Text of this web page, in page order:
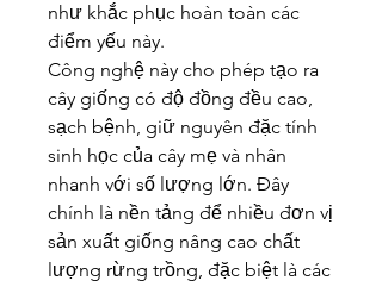
như khắc phục hoàn toàn các
điểm yếu này.
Công nghệ này cho phép tạo ra
cây giống có độ đồng đều cao,
sạch bệnh, giữ nguyên đặc tính
sinh học của cây mẹ và nhân
nhanh với số lượng lớn. Đây
chính là nền tảng để nhiều đơn vị
sản xuất giống nâng cao chất
lượng rừng trồng, đặc biệt là các